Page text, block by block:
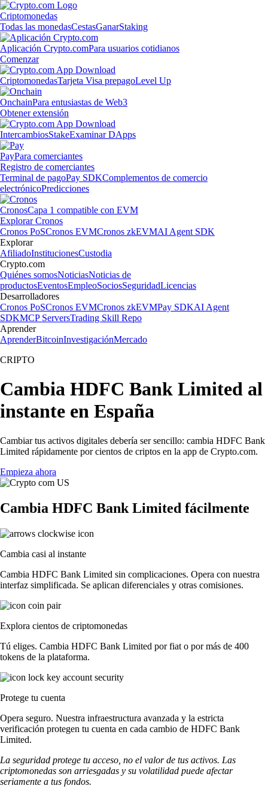
Criptomonedas
Todas las monedasCestasGanarStaking
Aplicación Crypto.comPara usuarios cotidianos
Comenzar
CriptomonedasTarjeta Visa prepagoLevel Up
OnchainPara entusiastas de Web3
Obtener extensión
IntercambiosStakeExaminar DApps
PayPara comerciantes
Registro de comerciantes
Terminal de pagoPay SDKComplementos de comercio
electrónicoPredicciones
CronosCapa 1 compatible con EVM
Explorar Cronos
Cronos PoSCronos EVMCronos zkEVMAI Agent SDK
Explorar
AfiliadoInstitucionesCustodia
Crypto.com
Quiénes somosNoticiasNoticias de
productosEventosEmpleoSociosSeguridadLicencias
Desarrolladores
Cronos PoSCronos EVMCronos zkEVMPay SDKAI Agent
SDKMCP ServersTrading Skill Repo
Aprender
AprenderBitcoinInvestigaciónMercado
CRIPTO
Cambia HDFC Bank Limited al
instante en España
Cambiar tus activos digitales debería ser sencillo: cambia HDFC Bank
Limited rápidamente por cientos de criptos en la app de Crypto.com.
Empieza ahora
Cambia HDFC Bank Limited fácilmente
Cambia casi al instante
Cambia HDFC Bank Limited sin complicaciones. Opera con nuestra
interfaz simplificada. Se aplican diferenciales y otras comisiones.
Explora cientos de criptomonedas
Tú eliges. Cambia HDFC Bank Limited por fiat o por más de 400
tokens de la plataforma.
Protege tu cuenta
Opera seguro. Nuestra infraestructura avanzada y la estricta
verificación protegen tu cuenta en cada cambio de HDFC Bank
Limited.
La seguridad protege tu acceso, no el valor de tus activos. Las
criptomonedas son arriesgadas y su volatilidad puede afectar
seriamente a tus fondos.